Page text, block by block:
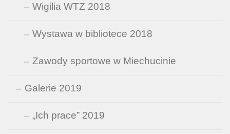
Wigilia WTZ 2018
Wystawa w bibliotece 2018
Zawody sportowe w Miechucinie
Galerie 2019
„Ich prace” 2019